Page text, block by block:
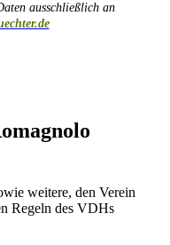
ausschließlich an
weitere, den Verein
Regeln des VDHs